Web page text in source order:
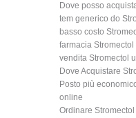
Dove posso
tem generico do
basso costo
farmacia
vendita Stromectol
Dove Acquistare
Posto più
online
Ordinare